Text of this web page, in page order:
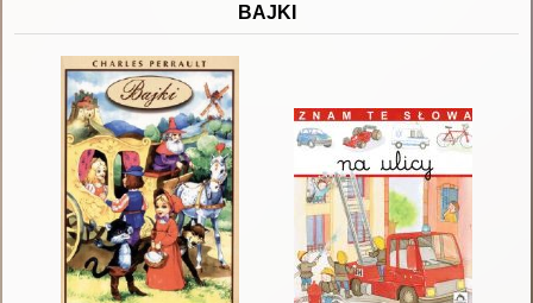
BAJKI